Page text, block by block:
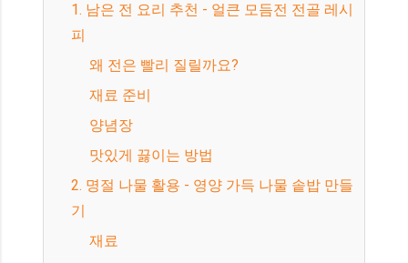
1. 남은 전 요리 추천 - 얼큰 모듬전 전골 레시
피
왜 전은 빨리 질릴까요?
재료 준비
양념장
맛있게 끓이는 방법
2. 명절 나물 활용 - 영양 가득 나물 솥밥 만들
기
재료